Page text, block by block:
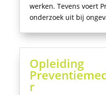
werken. Tevens voert
onderzoek uit bij
Opleiding
r